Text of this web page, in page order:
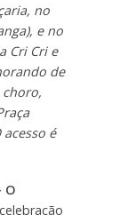
no
e no
Cri Cri e
de
é
O